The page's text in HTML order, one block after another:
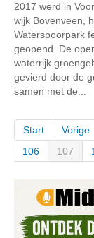
2017 werd in
wijk Bovenveen,
Waterspoorpark
geopend. De
waterrijk
gevierd door de
samen met de...
Start Vorige
106
107